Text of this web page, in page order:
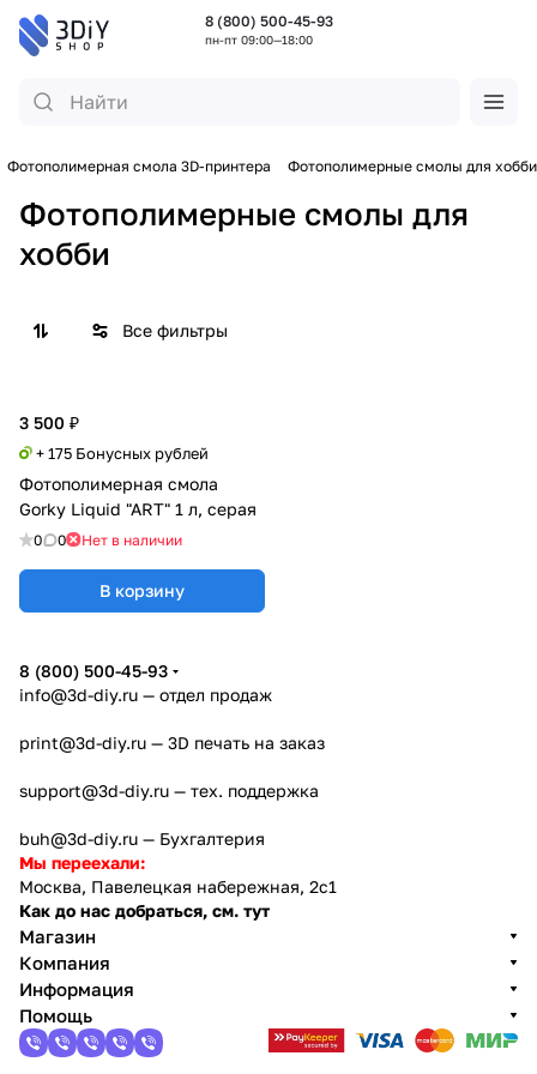
8 (800) 500-45-93
пн-пт 09:00—18:00
Фотополимерная смола 3D-принтера Фотополимерные смолы для хобби
Фотополимерные смолы для
хобби
Все фильтры
3 500 ₽
+ 175 Бонусных рублей
Фотополимерная смола
Gorky Liquid "ART" 1 л, серая
0 0 Нет в наличии
В корзину
8 (800) 500-45-93
info@3d-diy.ru — отдел продаж
print@3d-diy.ru — 3D печать на заказ
support@3d-diy.ru — тех. поддержка
buh@3d-diy.ru — Бухгалтерия
Мы переехали:
Москва, Павелецкая набережная, 2с1
Как до нас добраться, см. тут
Магазин
Компания
Информация
Помощь